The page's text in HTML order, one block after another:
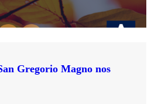
Gregorio Magno nos